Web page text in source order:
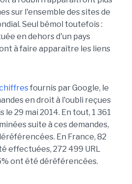
sur l'ensemble des sites de
Seul bémol toutefois :
en dehors d'un pays
à faire apparaître les liens
fournis par Google, le
en droit à l'oubli reçues
le 29 mai 2014. En tout, 1 361
suite à ces demandes,
En France, 82
effectuées, 272 499 URL
ont été déréférencées.